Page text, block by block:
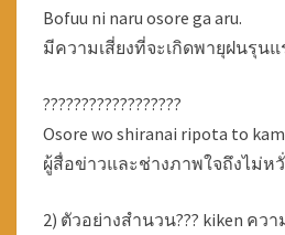
Bofuu ni naru osore ga aru.
มีความเสี่ยงที่จะเกิดพายุฝนรุนแ
??????????????????
Osore wo shiranai ripota to
ผู้สื่อข่าวและช่างภาพใจถึงไม่หวั่
2) ตัวอย่างสำนวน??? kiken คว